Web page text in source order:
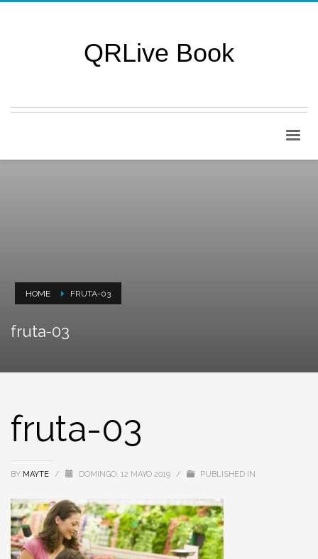
QRLive Book
HOME FRUTA-03
fruta-03
fruta-03
BY MAYTE / DOMINGO, 12 MAYO 2019 / PUBLISHED IN